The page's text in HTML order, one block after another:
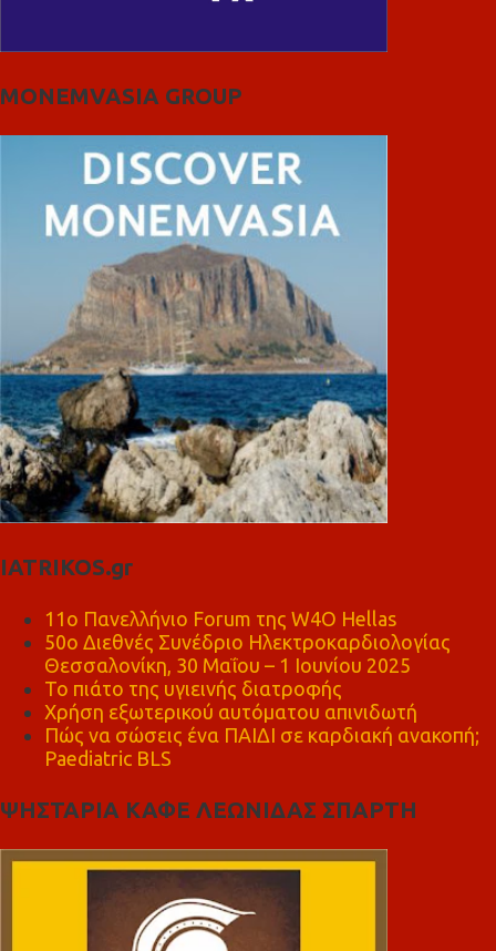
MONEMVASIA GROUP
IATRIKOS.gr
11ο Πανελλήνιο Forum της W4O Hellas
50ο Διεθνές Συνέδριο Ηλεκτροκαρδιολογίας
Θεσσαλονίκη, 30 Μαΐου – 1 Ιουνίου 2025
Το πιάτο της υγιεινής διατροφής
Χρήση εξωτερικού αυτόματου απινιδωτή
Πώς να σώσεις ένα ΠΑΙΔΙ σε καρδιακή ανακοπή;
Paediatric BLS
ΨΗΣΤΑΡΙΑ ΚΑΦΕ ΛΕΩΝΙΔΑΣ ΣΠΑΡΤΗ